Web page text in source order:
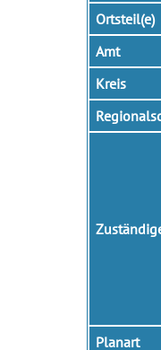
Ortsteil(e)
Amt
Kreis
Planart